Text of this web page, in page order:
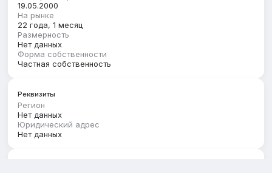
19.05.2000
На рынке
22 года, 1 месяц
Размерность
Нет данных
Форма собственности
Частная собственность
Реквизиты
Регион
Нет данных
Юридический адрес
Нет данных